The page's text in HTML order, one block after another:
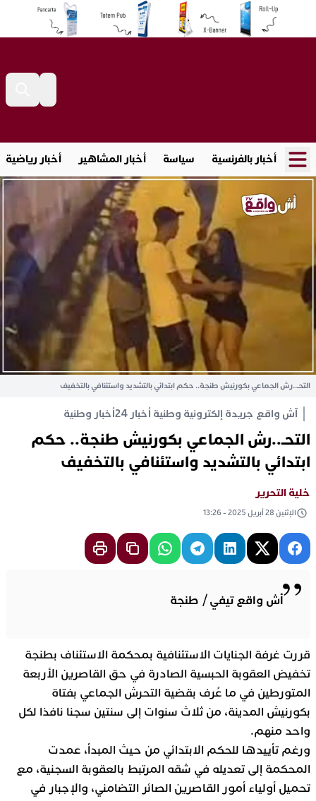
أخبار بالفرنسية سياسة أخبار المشاهير أخبار رياضية
آش واقع جريدة إلكترونية وطنية أخبار 24 أخبار وطنية
التحـ..رش الجماعي بكورنيش طنجة.. حكم
ابتدائي بالتشديد واستئنافي بالتخفيف
التحـ..رش الجماعي بكورنيش طنجة.. حكم ابتدائي بالتشديد واستئنافي بالتخفيف
خلية التحرير
الإثنين 28 أبريل 2025 - 13:26
أش واقع تيفي / طنجة
قررت غرفة الجنايات الاستئنافية بمحكمة الاستئناف بطنجة
تخفيض العقوبة الحبسية الصادرة في حق القاصرين الأربعة
المتورطين في ما عُرف بقضية التحرش الجماعي بفتاة
بكورنيش المدينة، من ثلاث سنوات إلى سنتين سجنا نافذا لكل
واحد منهم.
ورغم تأييدها للحكم الابتدائي من حيث المبدأ، عمدت
المحكمة إلى تعديله في شقه المرتبط بالعقوبة السجنية، مع
تحميل أولياء أمور القاصرين الصائر التضامني، والإجبار في